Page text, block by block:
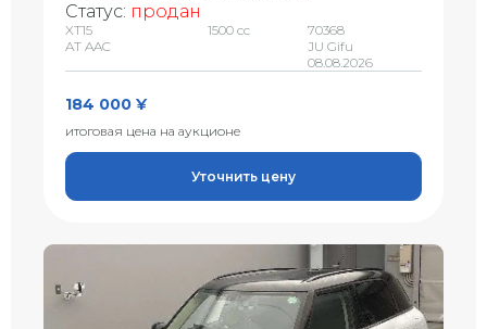
Статус: продан
XT15
AT AAC
1500 сс
70368
JU Gifu
08.08.2026
184 000 ¥
итоговая цена на аукционе
Уточнить цену